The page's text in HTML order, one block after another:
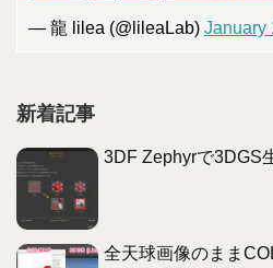
— 龍 lilea (@lileaLab) January
新着記事
3DF Zephyrで3DGS
全天球画像のまま